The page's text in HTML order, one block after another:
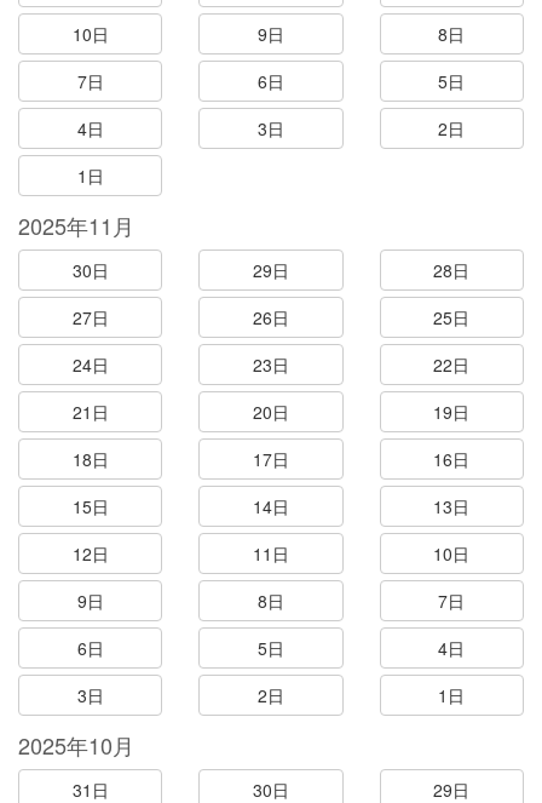
10日
9日
8日
7日
6日
5日
4日
3日
2日
1日
2025年11月
30日 29日
28日
27日
26日
25日
24日
23日
22日
21日
20日
19日
18日
17日
16日
15日
14日
13日
12日
11日
10日
9日
8日
7日
6日
5日
4日
3日
2日 1日
2025年10月
31日 30日
29日